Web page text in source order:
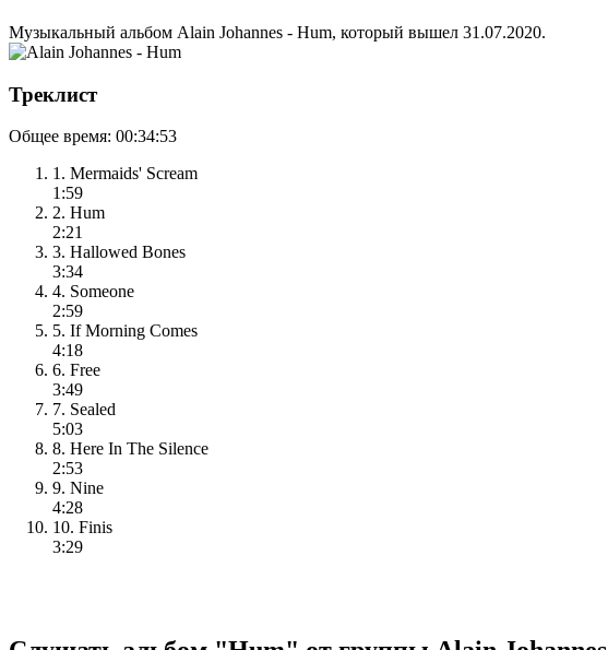
Музыкальный альбом Alain Johannes - Hum, который вышел 31.07.2020.
Треклист
Общее время: 00:34:53
1. Mermaids' Scream
1:59
2. Hum
2:21
3. Hallowed Bones
3:34
4. Someone
2:59
5. If Morning Comes
4:18
6. Free
3:49
7. Sealed
5:03
8. Here In The Silence
2:53
9. Nine
4:28
10. Finis
3:29